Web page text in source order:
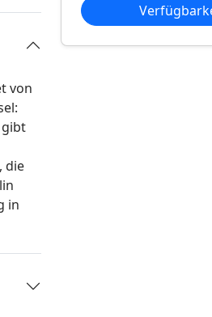
von
gibt
die
in